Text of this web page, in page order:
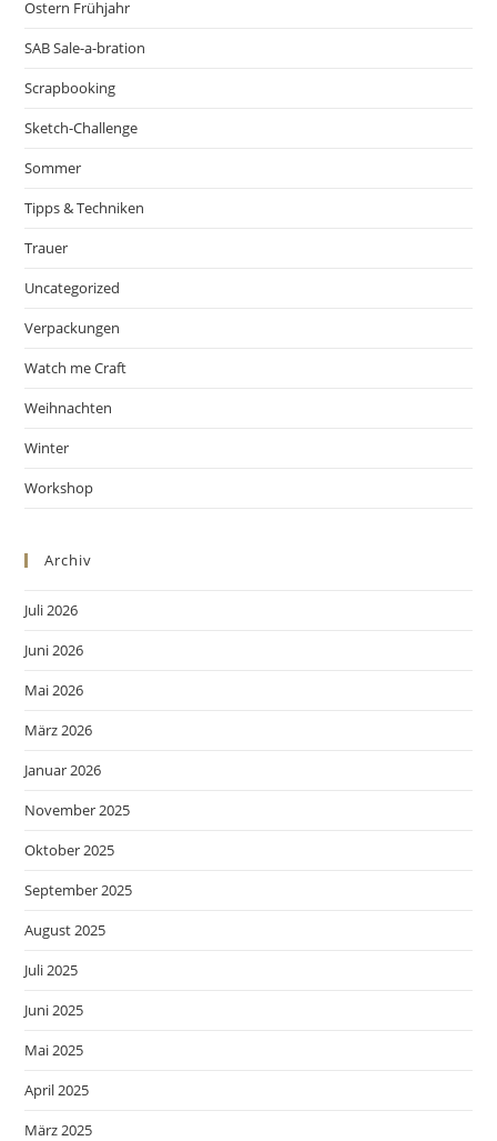
Ostern Frühjahr
SAB Sale-a-bration
Scrapbooking
Sketch-Challenge
Sommer
Tipps & Techniken
Trauer
Uncategorized
Verpackungen
Watch me Craft
Weihnachten
Winter
Workshop
Archiv
Juli 2026
Juni 2026
Mai 2026
März 2026
Januar 2026
November 2025
Oktober 2025
September 2025
August 2025
Juli 2025
Juni 2025
Mai 2025
April 2025
März 2025